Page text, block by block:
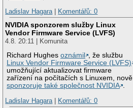
Ladislav Hagara| Komentářů: 0
NVIDIA sponzorem služby Linux
Vendor Firmware Service (LVFS)
4.8. 20:11 | Komunita
Richard Hughesoznámil
, že službu
Linux Vendor Firmware Service (LVFS)
umožňující aktualizovat firmware
zařízení na počítačích s Linuxem, nově
sponzoruje také společnost NVIDIA .
Ladislav Hagara| Komentářů: 0